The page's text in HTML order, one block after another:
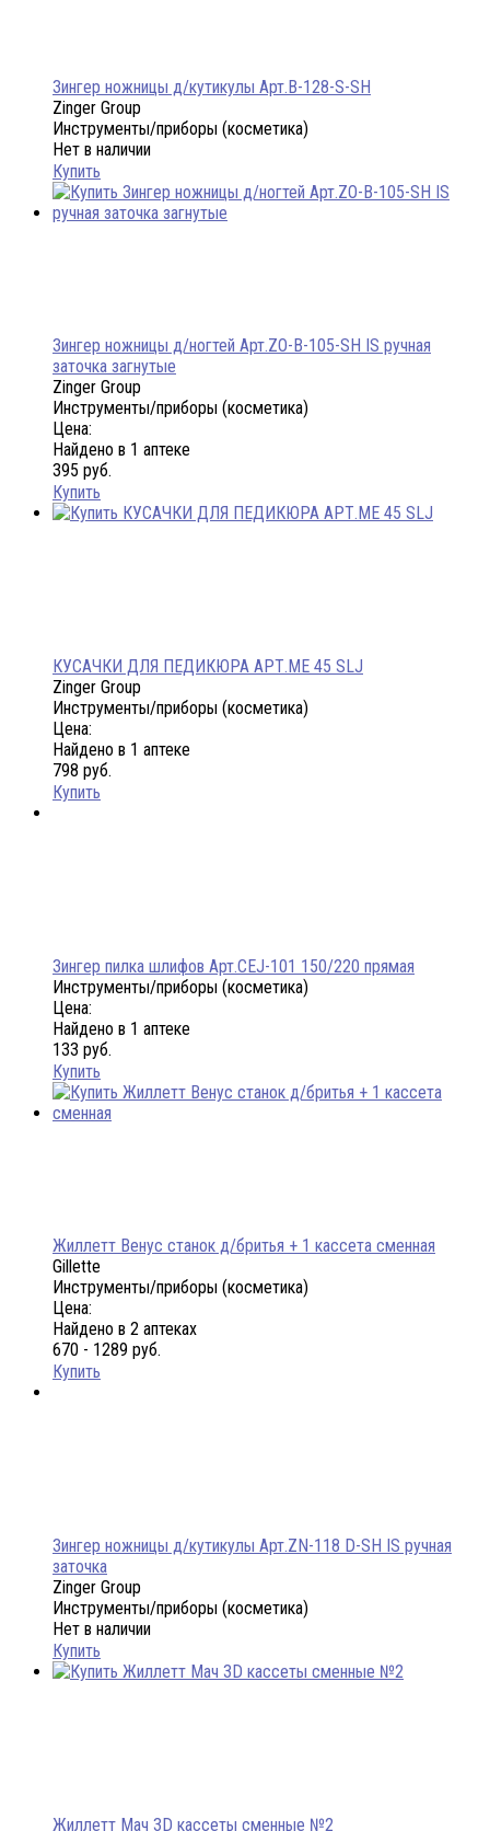
Зингер ножницы д/кутикулы Арт.B-128-S-SH
Zinger Group
Инструменты/приборы (косметика)
Нет в наличии
Купить
Зингер ножницы д/ногтей Арт.ZO-B-105-SH IS ручная
заточка загнутые
Zinger Group
Инструменты/приборы (косметика)
Цена:
Найдено в 1 аптеке
395 руб.
Купить
КУСАЧКИ ДЛЯ ПЕДИКЮРА АРТ.МЕ 45 SLJ
Zinger Group
Инструменты/приборы (косметика)
Цена:
Найдено в 1 аптеке
798 руб.
Купить
Зингер пилка шлифов Арт.CEJ-101 150/220 прямая
Инструменты/приборы (косметика)
Цена:
Найдено в 1 аптеке
133 руб.
Купить
Жиллетт Венус станок д/бритья + 1 кассета сменная
Gillette
Инструменты/приборы (косметика)
Цена:
Найдено в 2 аптеках
670 - 1289 руб.
Купить
Зингер ножницы д/кутикулы Арт.ZN-118 D-SH IS ручная
заточка
Zinger Group
Инструменты/приборы (косметика)
Нет в наличии
Купить
Жиллетт Мач 3D кассеты сменные №2